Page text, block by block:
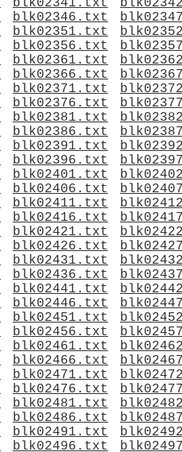
blk02341.txt
blk02346.txt
blk02351.txt
blk02356.txt
blk02361.txt
blk02366.txt
blk02371.txt
blk02376.txt
blk02381.txt
blk02386.txt
blk02391.txt
blk02396.txt
blk02401.txt
blk02406.txt
blk02411.txt
blk02416.txt
blk02421.txt
blk02426.txt
blk02431.txt
blk02436.txt
blk02441.txt
blk02446.txt
blk02451.txt
blk02456.txt
blk02461.txt
blk02466.txt
blk02471.txt
blk02476.txt
blk02481.txt
blk02486.txt
blk02491.txt
blk02496.txt